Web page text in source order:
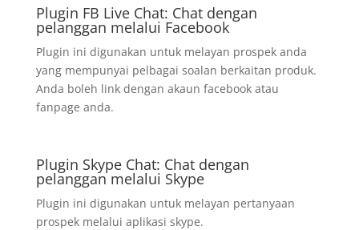
Plugin FB Live Chat: Chat dengan
pelanggan melalui Facebook
Plugin ini digunakan untuk melayan prospek anda
yang mempunyai pelbagai soalan berkaitan produk.
Anda boleh link dengan akaun facebook atau
fanpage anda.
Plugin Skype Chat: Chat dengan
pelanggan melalui Skype
Plugin ini digunakan untuk melayan pertanyaan
prospek melalui aplikasi skype.